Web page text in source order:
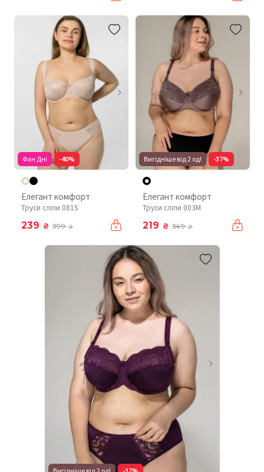
Фан Дні -40%
Елегант комфорт
Труси сліпи 081S
239 ₴ 399₴
Вигідніше від 2 од! -37%
Елегант комфорт
Труси сліпи 003М
219 ₴ 349₴